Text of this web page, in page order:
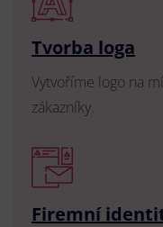
Tvorba loga
Vytvoříme logo na
zákazníky.
Firemní